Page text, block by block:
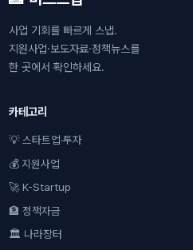
사업 기회를 빠르게 스냅.
지원사업·보도자료·정책뉴스를
한 곳에서 확인하세요.
카테고리
💡 스타트업·투자
💰 지원사업
🚀 K-Startup
🏦 정책자금
🏛 나라장터